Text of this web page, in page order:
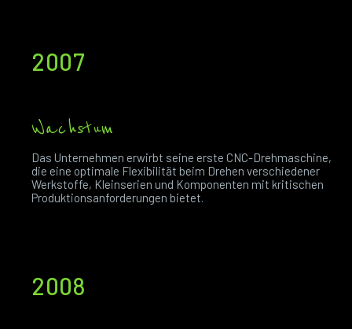
2007
2008
Wachstum
Das Unternehmen erwirbt seine erste CNC-Drehmaschine,
die eine optimale Flexibilität beim Drehen verschiedener
Werkstoffe, Kleinserien und Komponenten mit kritischen
Produktionsanforderungen bietet.